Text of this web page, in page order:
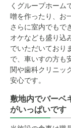
くグループホーム
噌を作ったり、お
さらに室内でもで
オケなども盛り込
でいただいており
で、車いすの方も
関や歯科クリニッ
安心です。
敷地内でバーベ
がいっぱいです